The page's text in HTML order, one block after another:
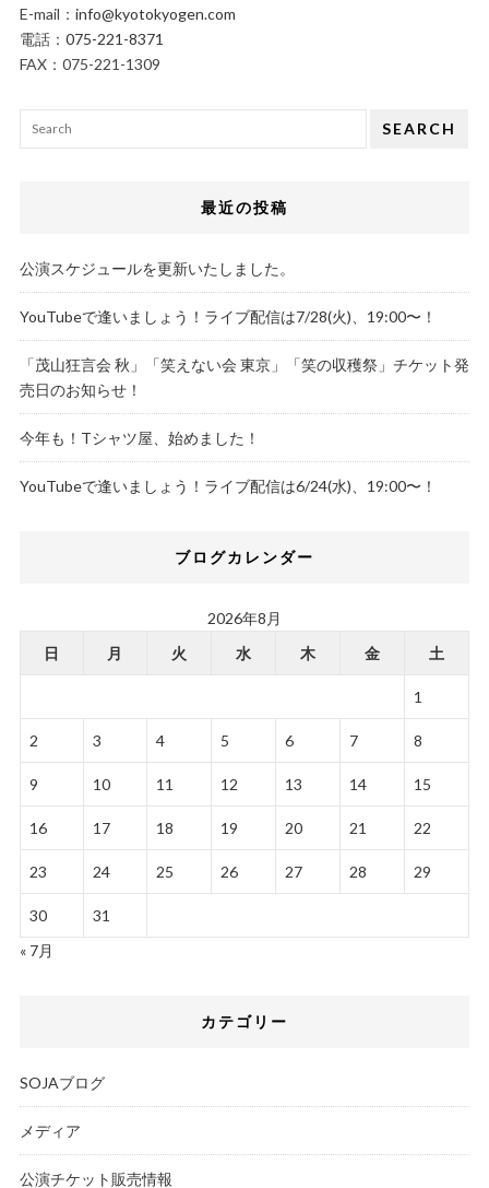
E-mail： info@kyotokyogen.com
電話： 075-221-8371
FAX：075-221-1309
SEARCH
最近の投稿
公演スケジュールを更新いたしました。
YouTubeで逢いましょう！ライブ配信は7/28(火)、19:00〜！
「茂山狂言会 秋」「笑えない会 東京」「笑の収穫祭」チケット発
売日のお知らせ！
今年も！Tシャツ屋、始めました！
YouTubeで逢いましょう！ライブ配信は6/24(水)、19:00〜！
ブログカレンダー
2026年8月
日
月 火 水 木 金 土
1
2 3 4 5 6 7 8
9 10 11 12 13 14 15
16 17 18 19 20 21 22
23 24 25 26 27 28 29
30
31
« 7月
カテゴリー
SOJAブログ
メディア
公演チケット販売情報